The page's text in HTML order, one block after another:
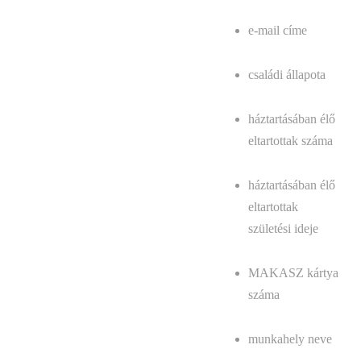
e-mail címe
családi állapota
háztartásában élő
eltartottak száma
háztartásában élő
eltartottak
születési ideje
MAKASZ kártya
száma
munkahely neve